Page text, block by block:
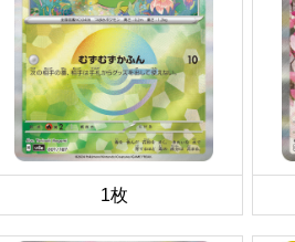
1枚